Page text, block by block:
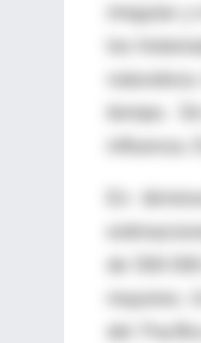
irregular
los
tiempo.
de 500
mayores.
del